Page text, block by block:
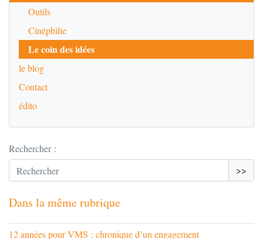
Outils
Cinéphilie
Le coin des idées
le blog
Contact
édito
Rechercher :
>>
Dans la même rubrique
12 années pour VMS : chronique d’un engagement